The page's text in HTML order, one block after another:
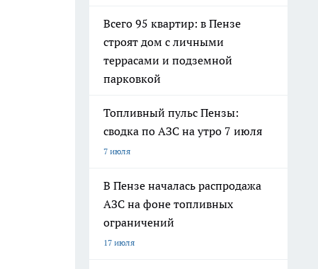
Всего 95 квартир: в Пензе
строят дом с личными
террасами и подземной
парковкой
Топливный пульс Пензы:
сводка по АЗС на утро 7 июля
7 июля
В Пензе началась распродажа
АЗС на фоне топливных
ограничений
17 июля